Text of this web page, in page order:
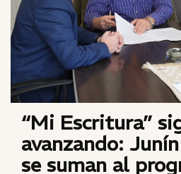
“Mi Escritura”
avanzando:
se suman al